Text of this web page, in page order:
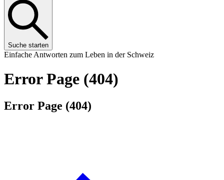
Suche starten
Einfache Antworten zum Leben in der Schweiz
Error Page (404)
Error Page (404)